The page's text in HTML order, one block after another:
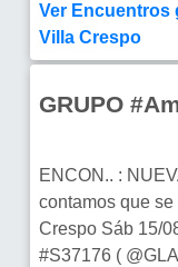
Ver Encuentros
Villa Crespo
GRUPO
ENCON.. :
contamos que
Crespo Sáb 15/
#S37176 (